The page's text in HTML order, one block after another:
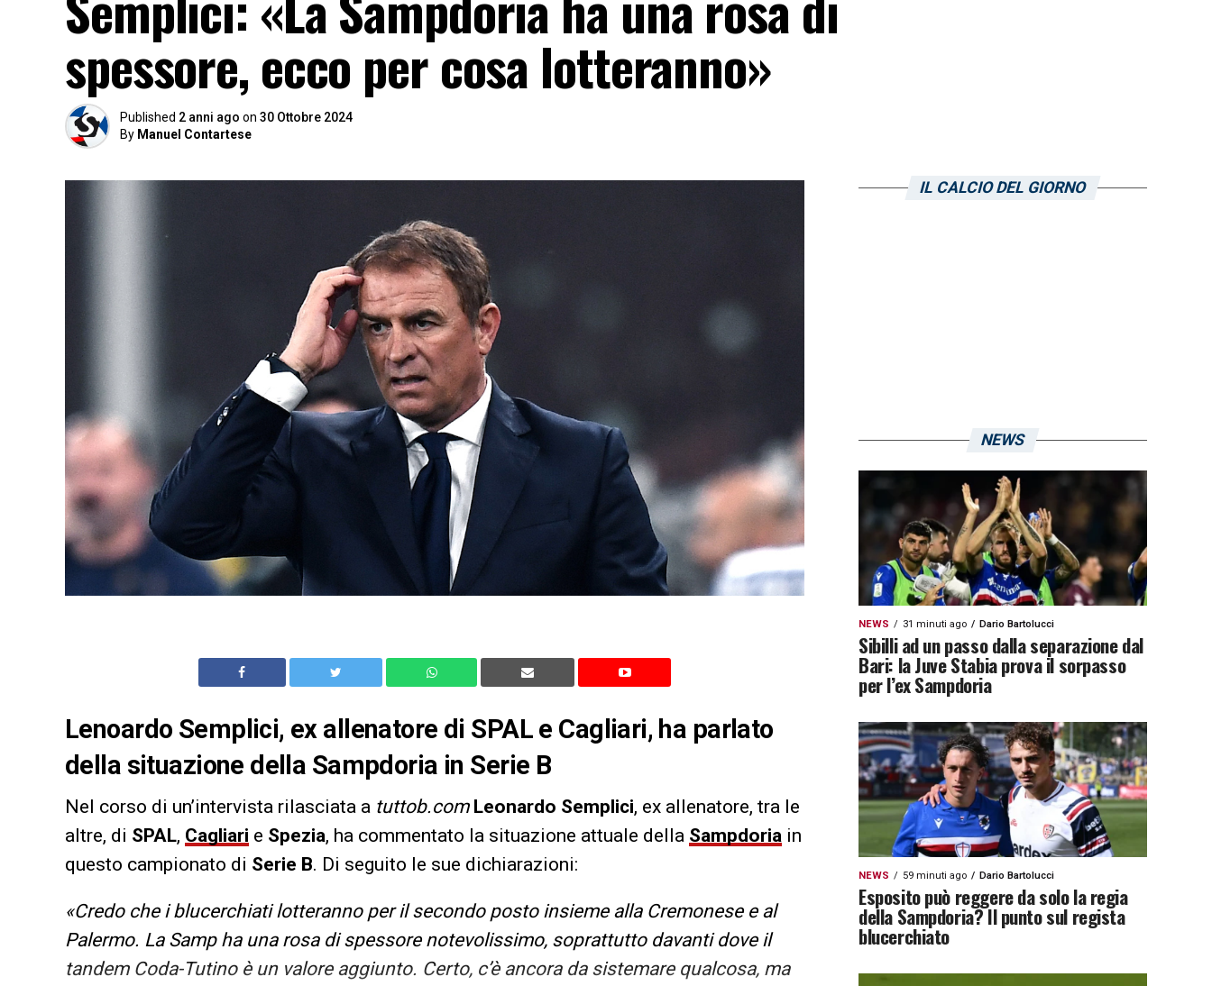
spessore, ecco per cosa lotteranno»
Published 2 anni ago on 30 Ottobre 2024
By Manuel Contartese
Lenoardo Semplici, ex allenatore di SPAL e Cagliari, ha parlato
della situazione della Sampdoria in Serie B
Nel corso di un’intervista rilasciata a tuttob.com Leonardo Semplici, ex allenatore, tra le
altre, di SPAL, Cagliari e Spezia, ha commentato la situazione attuale della Sampdoria in
questo campionato di Serie B. Di seguito le sue dichiarazioni:
«Credo che i blucerchiati lotteranno per il secondo posto insieme alla Cremonese e al
Palermo. La Samp ha una rosa di spessore notevolissimo, soprattutto davanti dove il
tandem Coda-Tutino è un valore aggiunto. Certo, c’è ancora da sistemare qualcosa, ma
IL CALCIO DEL GIORNO
NEWS
NEWS 31 minuti ago Dario Bartolucci
Sibilli ad un passo dalla separazione dal
Bari: la Juve Stabia prova il sorpasso
per l’ex Sampdoria
NEWS 59 minuti ago Dario Bartolucci
Esposito può reggere da solo la regia
della Sampdoria? Il punto sul regista
blucerchiato